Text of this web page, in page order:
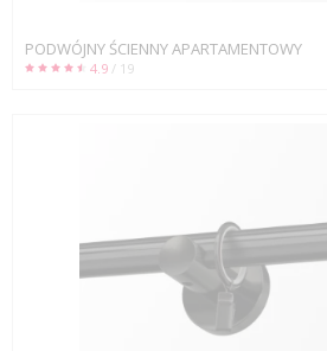
PODWÓJNY ŚCIENNY APARTAMENTOWY
4.9 / 19